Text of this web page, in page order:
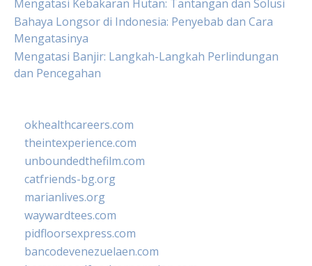
Mengatasi Kebakaran Hutan: Tantangan dan Solusi
Bahaya Longsor di Indonesia: Penyebab dan Cara
Mengatasinya
Mengatasi Banjir: Langkah-Langkah Perlindungan
dan Pencegahan
okhealthcareers.com
theintexperience.com
unboundedthefilm.com
catfriends-bg.org
marianlives.org
waywardtees.com
pidfloorsexpress.com
bancodevenezuelaen.com